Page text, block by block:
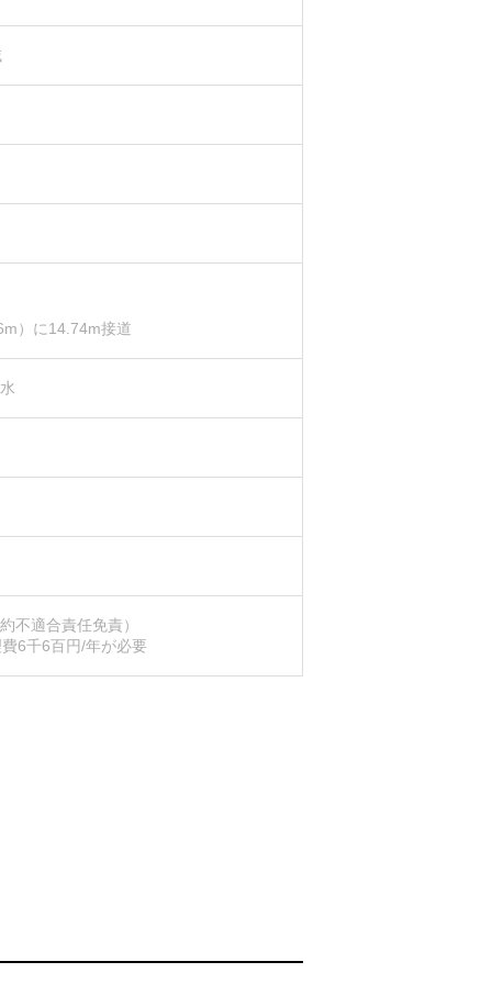
）に14.74m接道
不適合責任免責）
6千6百円/年が必要